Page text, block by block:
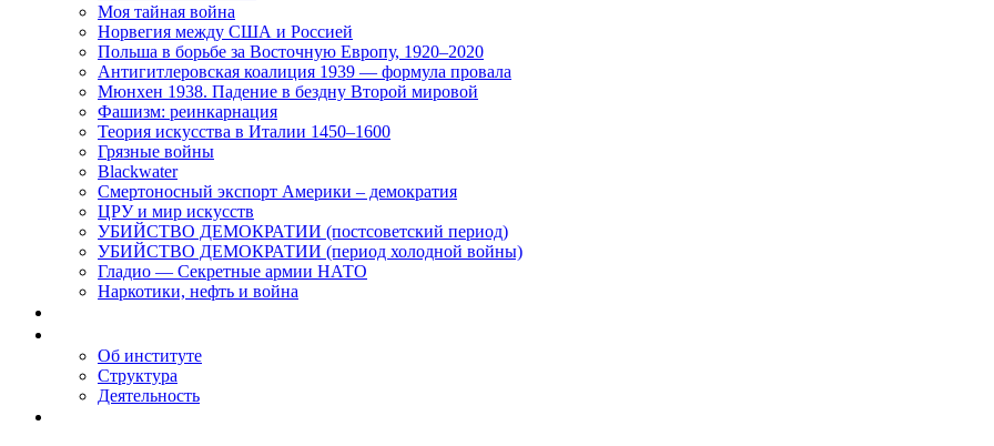
Моя тайная война
Норвегия между США и Россией
Польша в борьбе за Восточную Европу, 1920–2020
Антигитлеровская коалиция 1939 — формула провала
Мюнхен 1938. Падение в бездну Второй мировой
Фашизм: реинкарнация
Теория искусства в Италии 1450–1600
Грязные войны
Blackwater
Смертоносный экспорт Америки – демократия
ЦРУ и мир искусств
УБИЙСТВО ДЕМОКРАТИИ (постсоветский период)
УБИЙСТВО ДЕМОКРАТИИ (период холодной войны)
Гладио — Секретные армии НАТО
Наркотики, нефть и война
Об институте
Структура
Деятельность